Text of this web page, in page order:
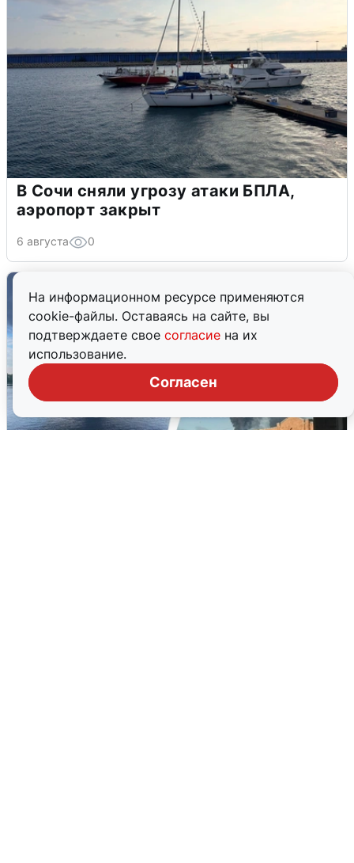
На информационном ресурсе применяются
cookie-файлы. Оставаясь на сайте, вы
подтверждаете свое согласие на их
использование.
Согласен
В Сочи сняли угрозу атаки БПЛА,
аэропорт закрыт
6 августа 0